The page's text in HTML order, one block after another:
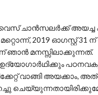
വൈസ് ചാന്‍സലര്‍ക്ക്‌
2019 ഓഗസ്റ്റ് 31
മനസ്സിലാക്കുന്നത്.
വാങ്ങി അയക്കാം,